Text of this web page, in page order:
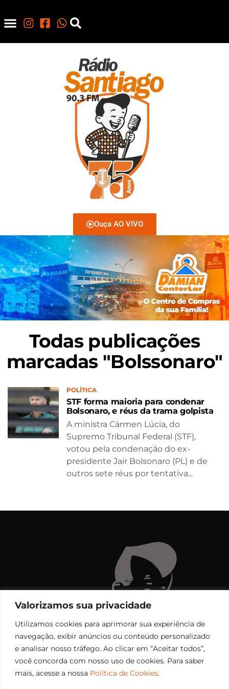
Valorizamos sua privacidade
Utilizamos cookies para aprimorar sua experiência de
navegação, exibir anúncios ou conteúdo personalizado
e analisar nosso tráfego. Ao clicar em “Aceitar todos”,
você concorda com nosso uso de cookies. Para saber
mais, acesse a nossa Política de Cookies.
Ouça AO VIVO
Todas publicações
marcadas "Bolssonaro"
POLÍTICA
STF forma maioria para condenar
Bolsonaro, e réus da trama golpista
A ministra Cármen Lúcia, do
Supremo Tribunal Federal (STF),
votou pela condenação do ex-
presidente Jair Bolsonaro (PL) e de
outros sete réus por tentativa...